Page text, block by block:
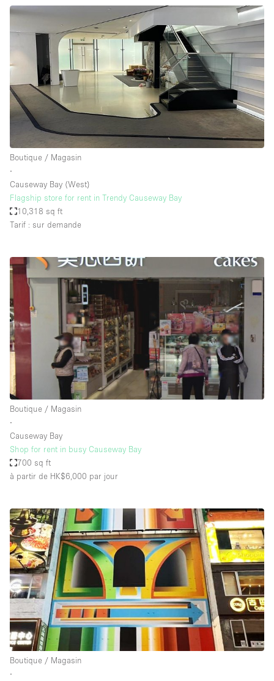
Boutique / Magasin
∙
Causeway Bay (West)
Flagship store for rent in Trendy Causeway Bay
10,318 sq ft
Tarif : sur demande
Boutique / Magasin
∙
Causeway Bay
Shop for rent in busy Causeway Bay
700 sq ft
à partir de HK$6,000 par jour
Boutique / Magasin
∙